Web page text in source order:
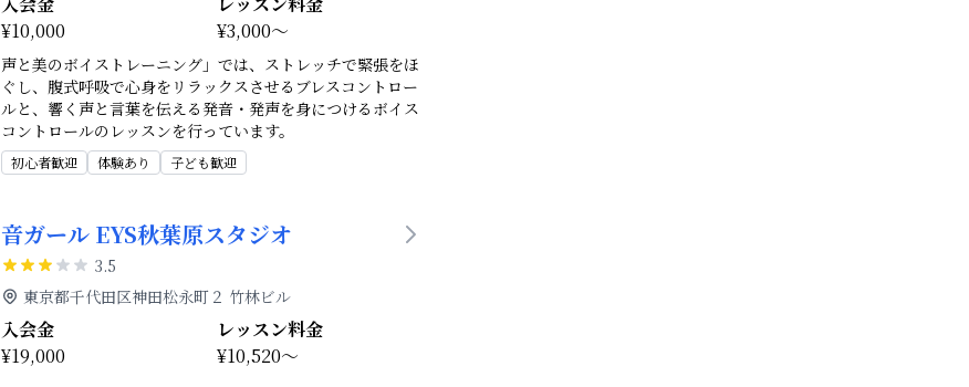
¥10,000
¥3,000～
声と美のボイストレーニング」では、ストレッチで緊張をほ
ぐし、腹式呼吸で心身をリラックスさせるブレスコントロー
ルと、響く声と言葉を伝える発音・発声を身につけるボイス
コントロールのレッスンを行っています。
初心者歓迎 体験あり 子ども歓迎
音ガール EYS秋葉原スタジオ
3.5
東京都千代田区神田松永町２ 竹林ビル
入会金
¥19,000
レッスン料金
¥10,520～